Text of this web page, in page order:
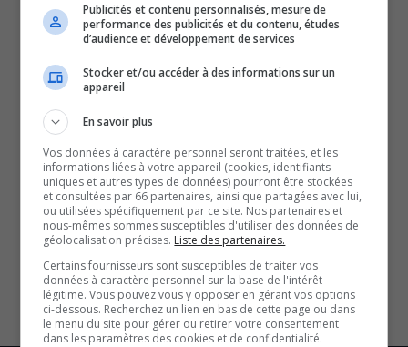
C’est l’année du 25ᵉ anniversaire de la maison
Mathieu-Froment-Savoie. Une occasion de
rassembler l’Outaouais avec plusieurs activités
d’importance. Isabelle Carbonneau de la maison
Mathieu-Froment-Savoie nous parle des diverses
activités.
SOUTENIR NOS MÉDIAS, C’EST PROTÉGER NOTRE
CULTURE ET NOTRE ÉCONOMIE
Publicités et contenu personnalisés, mesure de
performance des publicités et du contenu, études
d’audience et développement de services
Stocker et/ou accéder à des informations sur un
appareil
En savoir plus
Vos données à caractère personnel seront traitées, et les
informations liées à votre appareil (cookies, identifiants
uniques et autres types de données) pourront être stockées
et consultées par 66 partenaires, ainsi que partagées avec lui,
ou utilisées spécifiquement par ce site. Nos partenaires et
nous-mêmes sommes susceptibles d'utiliser des données de
géolocalisation précises. Liste des partenaires.
Certains fournisseurs sont susceptibles de traiter vos
données à caractère personnel sur la base de l'intérêt
légitime. Vous pouvez vous y opposer en gérant vos options
ci-dessous. Recherchez un lien en bas de cette page ou dans
le menu du site pour gérer ou retirer votre consentement
dans les paramètres des cookies et de confidentialité.